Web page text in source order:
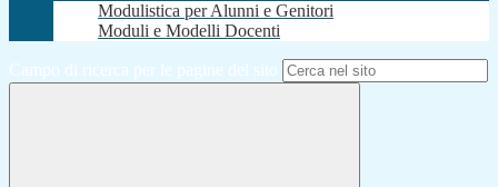
Modulistica per Alunni e Genitori
Moduli e Modelli Docenti
Campo di ricerca per le pagine del sito